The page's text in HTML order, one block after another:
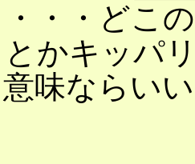
・・どこ
かキッパ
味ならい